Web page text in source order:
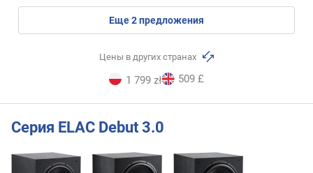
eще2предложения
Цены в других странах
1 799 zł 509 £
Серия ELAC Debut 3.0